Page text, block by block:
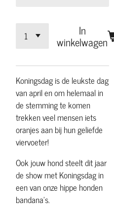
In
winkelwagen
Koningsdag is de leukste dag
van april en om helemaal in
de stemming te komen
trekken veel mensen iets
oranjes aan bij hun geliefde
viervoeter!
Ook jouw hond steelt dit jaar
de show met Koningsdag in
een van onze hippe honden
bandana's.